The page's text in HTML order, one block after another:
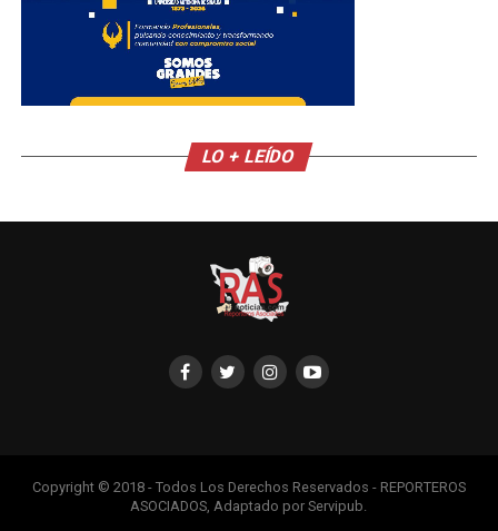
LO + LEÍDO
Copyright © 2018 - Todos Los Derechos Reservados - REPORTEROS
ASOCIADOS, Adaptado por Servipub.